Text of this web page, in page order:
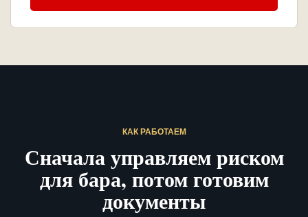
КАК РАБОТАЕМ
Сначала управляем риском
для бара, потом готовим
документы